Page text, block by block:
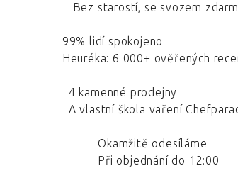
Bez starostí, se svozem
99% lidí spokojeno
Heuréka: 6 000+ ověřených
4 kamenné prodejny
A vlastní škola vaření
Okamžitě odesíláme
Při objednání do 12:00